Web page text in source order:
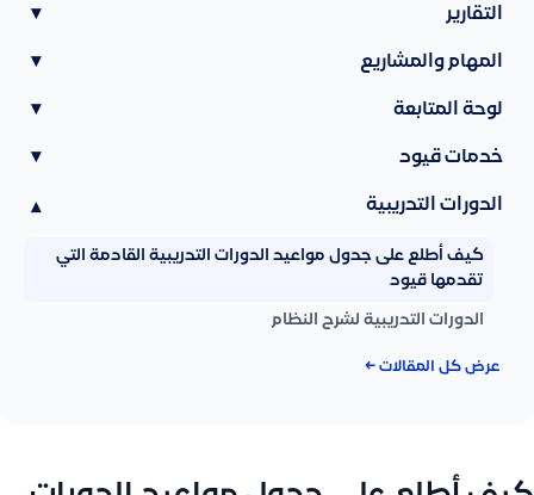
التقارير ▾
المهام والمشاريع ▾
لوحة المتابعة ▾
خدمات قيود ▾
الدورات التدريبية ▾
كيف أطلع على جدول مواعيد الدورات التدريبية القادمة التي
تقدمها قيود
الدورات التدريبية لشرح النظام
عرض كل المقالات ←